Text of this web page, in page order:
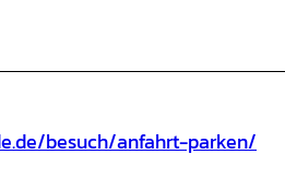
besuch/anfahrt-parken/